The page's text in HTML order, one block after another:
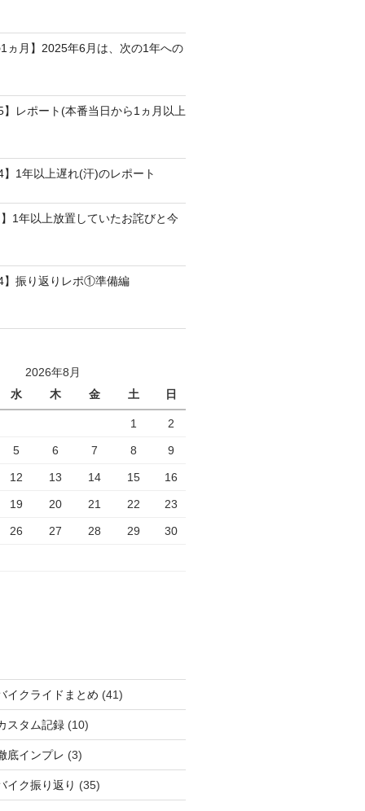
ヵ月】2025年6月は、次の1年への
レポート(本番当日から1ヵ月以上
1年以上遅れ(汗)のレポート
1年以上放置していたお詫びと今
】振り返りレポ①準備編
2026年8月
水
木 金 土 日
1 2
5 6 7 8 9
12 13 14 15 16
19 20 21 22 23
26 27 28 29 30
イクライドまとめ (41)
スタム記録(10)
底インプレ (3)
イク振り返り (35)